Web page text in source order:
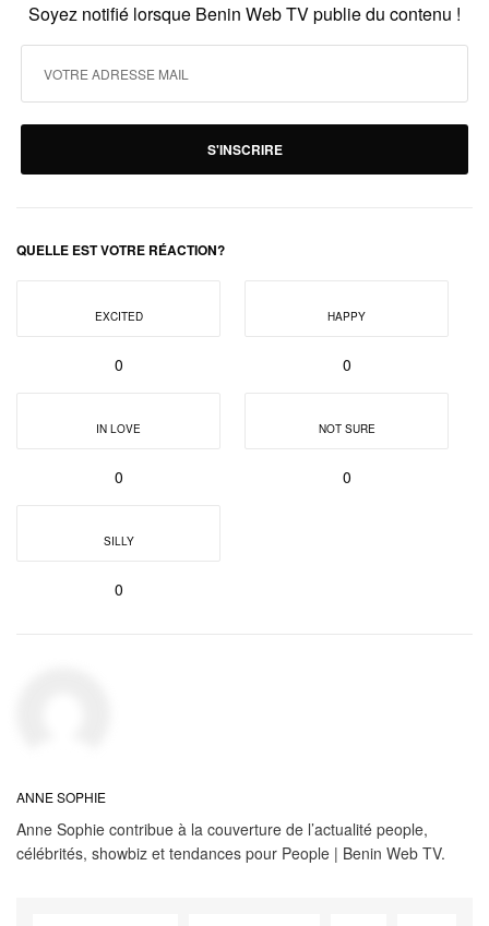
Soyez notifié lorsque Benin Web TV publie du contenu !
S'INSCRIRE
QUELLE EST VOTRE RÉACTION?
EXCITED
0
HAPPY
0
IN LOVE
0
NOT SURE
0
SILLY
0
ANNE SOPHIE
Anne Sophie contribue à la couverture de l’actualité people,
célébrités, showbiz et tendances pour People | Benin Web TV.